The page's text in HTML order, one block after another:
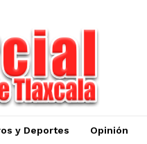
y Deportes Opinión